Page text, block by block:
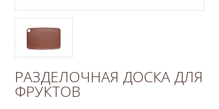
РАЗДЕЛОЧНАЯ ДОСКА ДЛЯ
ФРУКТОВ